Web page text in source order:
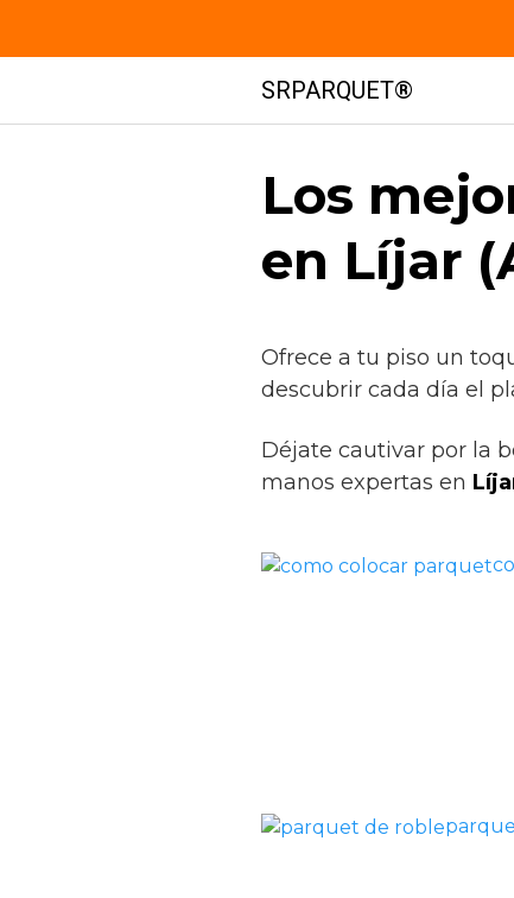
contenido
SRPARQUET®
Los
en Líjar
Ofrece a tu piso un
descubrir cada día el
Déjate cautivar por la
manos expertas en